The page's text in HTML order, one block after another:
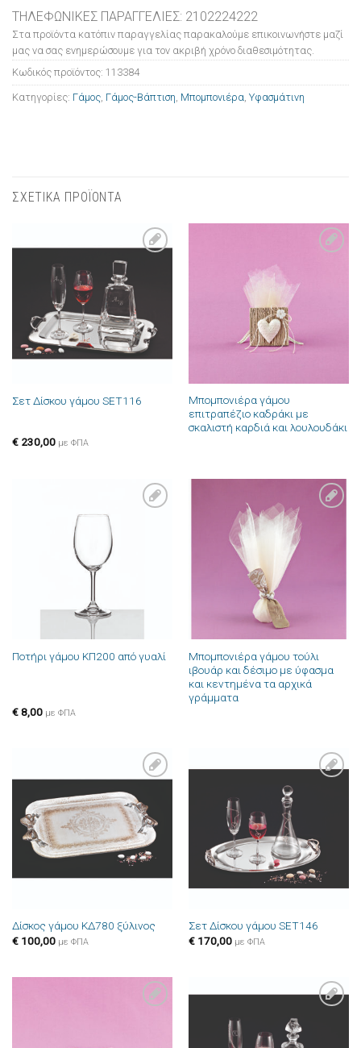
ΤΗΛΕΦΩΝΙΚΕΣ ΠΑΡΑΓΓΕΛΙΕΣ: 2102224222
Στα προϊόντα κατόπιν παραγγελίας παρακαλούμε επικοινωνήστε μαζί
μας να σας ενημερώσουμε για τον ακριβή χρόνο διαθεσιμότητας.
Κωδικός προϊόντος: 113384
Κατηγορίες: Γάμος Γάμος-Βάπτιση Μπομπονιέρα Υφασμάτινη
ΣΧΕΤΙΚΑ ΠΡΟΪΟΝΤΑ
Πρόσθήκη
στην λίστα
επιθυμιών
Σετ Δίσκου γάμου SET116
€230,00 με ΦΠΑ
επιθυμιών
Μπομπονιέρα γάμου
επιτραπέζιο καδράκι με
σκαλιστή καρδιά και λουλουδάκι
Ποτήρι γάμου ΚΠ200 από γυαλί
€8,00 με ΦΠΑ
Πρόσθήκη
στην λίστα
επιθυμιών
Μπομπονιέρα γάμου τούλι
ιβουάρ και δέσιμο με ύφασμα
και κεντημένα τα αρχικά
γράμματα
στην λίστα
επιθυμιών
Δίσκος γάμου ΚΔ780 ξύλινος
€100,00 με ΦΠΑ
Σετ Δίσκου γάμου SET146
€170,00 με ΦΠΑ
Πρόσθήκη
στην λίστα
επιθυμιών